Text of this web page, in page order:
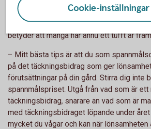
Historiskt sett är spannmålspriserna inte
eftersom kostnaderna har ökat krymper
betyder att många har ännu ett tufft år
– Mitt bästa tips är att du som
på det täckningsbidrag som ger
förutsättningar på din gård. Stirra dig inte
spannmålspriset. Utgå från vad som är
täckningsbidrag, snarare än vad som är
med täckningsbidraget löpande under
mycket du vågar och kan när
Cookie-inställningar